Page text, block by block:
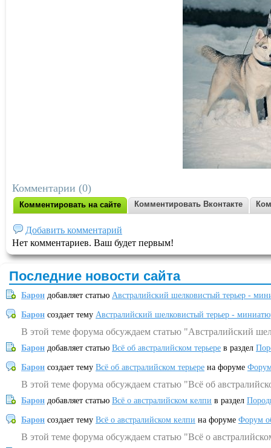
Комментарии (0)
Комментировать на сайте Комментировать Вконтакте
Добавить комментарий
Нет комментариев. Ваш будет первым!
Последние новости сайта
Барон добавляет статью Австралийский шелковистый терьер -
Барон создает тему Австралийский шелковистый терьер -
В этой теме форума обсуждаем статью "Австралийский
Барон добавляет статью Всё об австралийском терьере в раздел
Барон создает тему Всё об австралийском терьере на форуме
В этой теме форума обсуждаем статью "Всё об
Барон добавляет статью Всё о австралийском келпи в раздел
Барон создает тему Всё о австралийском келпи на форуме Форум
В этой теме форума обсуждаем статью "Всё о